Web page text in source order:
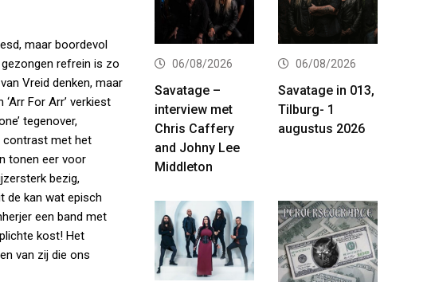
maar boordevol
refrein is zo
Vreid denken, maar
For Arr’ verkiest
tegenover,
contrast met het
tonen eer voor
bezig,
de kan wat episch
een band met
kost! Het
van zij die ons
06/08/2026
Savatage –
interview met
Chris Caffery
and Johny Lee
Middleton
06/08/2026
Savatage in 013,
Tilburg- 1
augustus 2026